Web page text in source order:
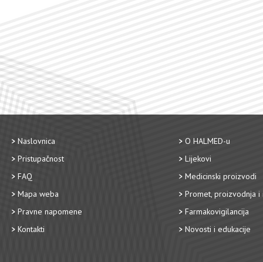
Naslovnica
Pristupačnost
FAQ
Mapa weba
Pravne napomene
Kontakti
O HALMED-u
Lijekovi
Medicinski proizvodi
Promet, proizvodnja i
Farmakovigilancija
Novosti i edukacije